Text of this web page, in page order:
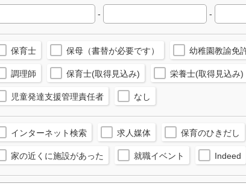
- -
保育士 保母（書替が必要です） 幼稚園教諭免
調理師 保育士(取得見込み) 栄養士(取得見込み)
児童発達支援管理責任者 なし
インターネット検索 求人媒体 保育のひきだし
家の近くに施設があった 就職イベント Indeed